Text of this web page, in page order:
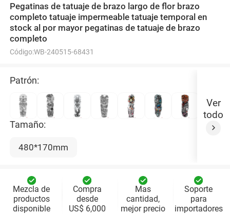
Pegatinas de tatuaje de brazo largo de flor brazo
completo tatuaje impermeable tatuaje temporal en
stock al por mayor pegatinas de tatuaje de brazo
completo
Código:WB-240515-68431
Patrón:
Tamaño:
480*170mm
Ver
todo
Mezcla de
productos
disponible
Compra
desde
US$ 6,000
Mas
cantidad,
mejor precio
Soporte
para
importadores